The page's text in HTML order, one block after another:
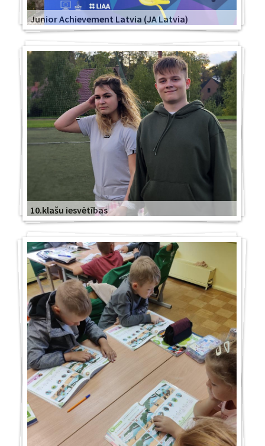
Junior Achievement Latvia (JA Latvia)
10.klašu iesvētības